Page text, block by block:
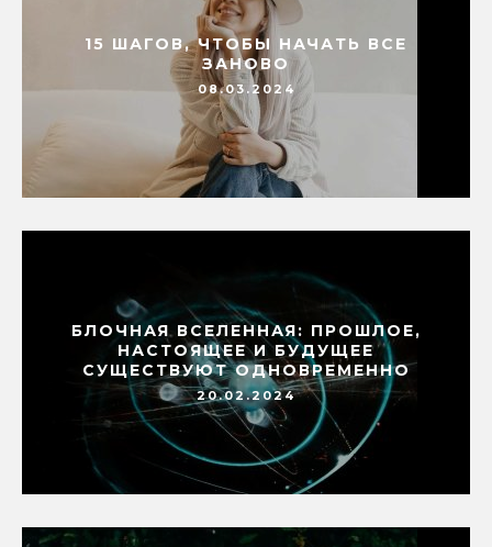
15 ШАГОВ, ЧТОБЫ НАЧАТЬ ВСЕ
ЗАНОВО
08.03.2024
БЛОЧНАЯ ВСЕЛЕННАЯ: ПРОШЛОЕ,
НАСТОЯЩЕЕ И БУДУЩЕЕ
СУЩЕСТВУЮТ ОДНОВРЕМЕННО
20.02.2024